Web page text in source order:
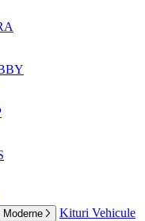
Moderne
Kituri Vehicule